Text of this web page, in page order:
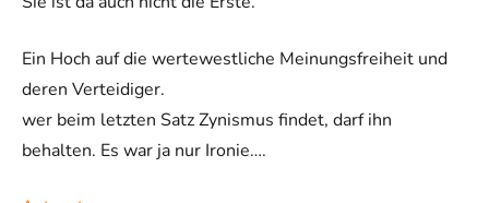
Ein Hoch auf die wertewestliche Meinungsfreiheit und
deren Verteidiger.
wer beim letzten Satz Zynismus findet, darf ihn
behalten. Es war ja nur Ironie….